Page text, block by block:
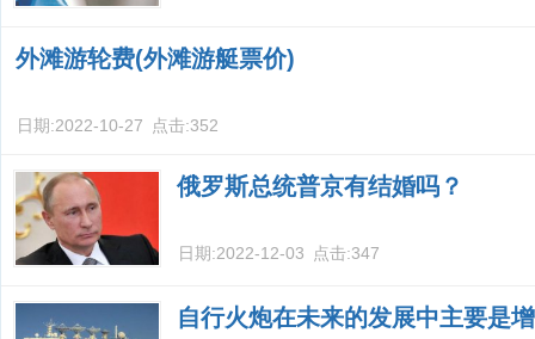
外滩游轮费(外滩游艇票价)
日期:2022-10-27 点击:352
俄罗斯总统普京有结婚吗？
日期:2022-12-03 点击:347
自行火炮在未来的发展中主要是